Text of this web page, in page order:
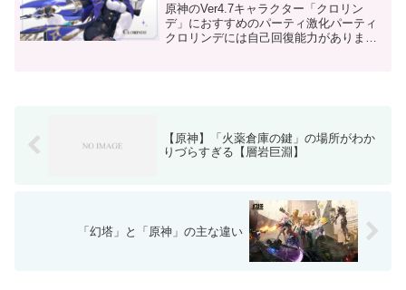
原神のVer4.7キャラクター「クロリン
デ」におすすめのパーティ激化パーティ
クロリンデには自己回復能力がありま
【原神】「火薬倉庫の鍵」の場所がわか
りづらすぎる【層岩巨淵】
「幻塔」と「原神」の主な違い